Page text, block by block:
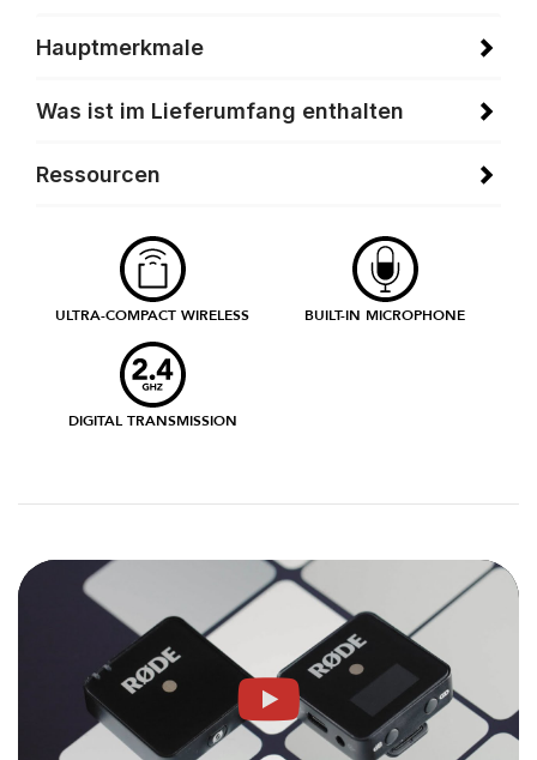
Hauptmerkmale
Was ist im Lieferumfang enthalten
Ressourcen
ULTRA-COMPACT WIRELESS BUILT-IN MICROPHONE
DIGITAL TRANSMISSION